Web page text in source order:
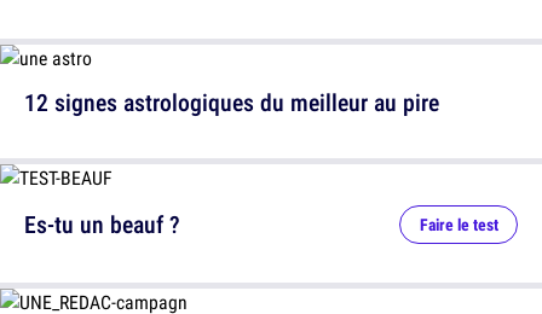
12 signes astrologiques du meilleur au pire
Es-tu un beauf ? Faire le test